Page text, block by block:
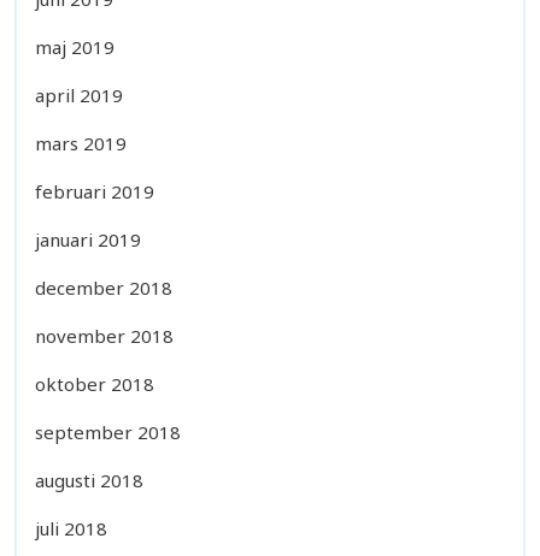
maj 2019
april 2019
mars 2019
februari 2019
januari 2019
december 2018
november 2018
oktober 2018
september 2018
augusti 2018
juli 2018